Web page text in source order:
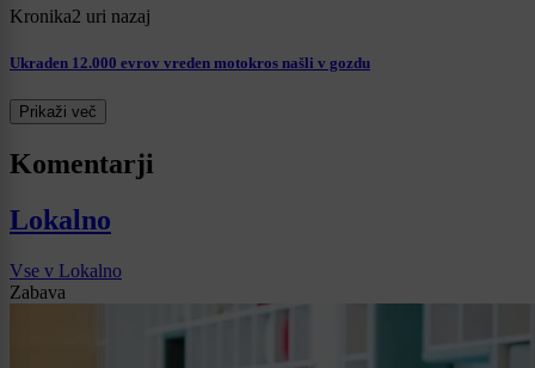
Kronika2 uri nazaj
Ukraden 12.000 evrov vreden motokros našli v gozdu
Prikaži več
Komentarji
Lokalno
Vse v Lokalno
Zabava